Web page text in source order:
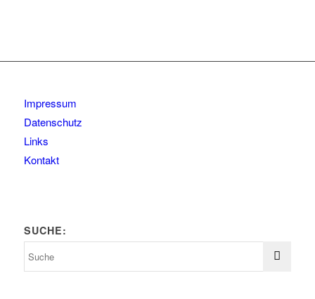
Impressum
Datenschutz
Links
Kontakt
SUCHE: